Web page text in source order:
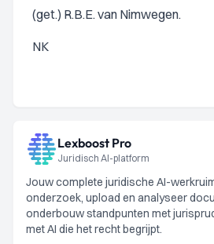
(get.) R.B.E. van Nimwegen.
NK
Lexboost Pro
Juridisch AI-platform
Jouw complete juridische AI-
onderzoek, upload en analyseer
onderbouw standpunten met
met AI die het recht begrijpt.